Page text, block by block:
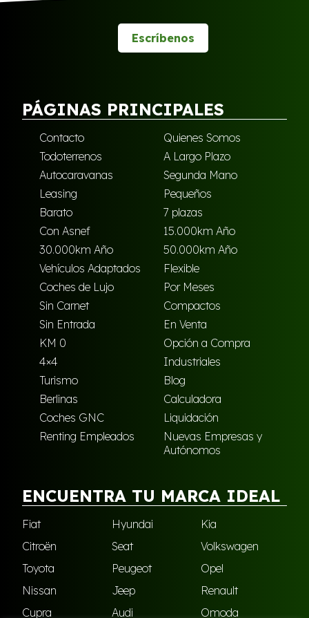
Escríbenos
PÁGINAS PRINCIPALES
Contacto
Quienes Somos
Todoterrenos
A Largo Plazo
Autocaravanas
Segunda Mano
Leasing
Pequeños
Barato
7 plazas
Con Asnef
15.000km Año
30.000km Año
50.000km Año
Vehículos Adaptados
Flexible
Coches de Lujo
Por Meses
Sin Carnet
Compactos
Sin Entrada
En Venta
KM 0
Opción a Compra
4×4
Industriales
Turismo
Blog
Berlinas
Calculadora
Coches GNC
Liquidación
Renting Empleados
Nuevas Empresas y
Autónomos
ENCUENTRA TU MARCA IDEAL
Fiat Hyundai
Kia
Citroën
Seat
Volkswagen
Toyota
Peugeot
Opel
Nissan
Jeep
Renault
Cupra
Audi Omoda